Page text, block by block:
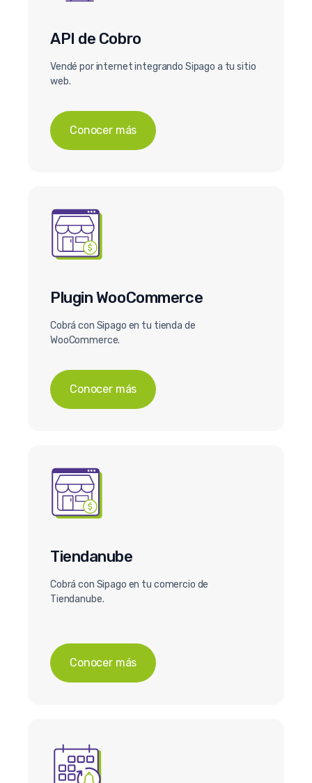
API de Cobro
Vendé por internet integrando Sipago a tu sitio
web.
Conocer más
Plugin WooCommerce
Cobrá con Sipago en tu tienda de
WooCommerce.
Conocer más
Tiendanube
Cobrá con Sipago en tu comercio de
Tiendanube.
Conocer más